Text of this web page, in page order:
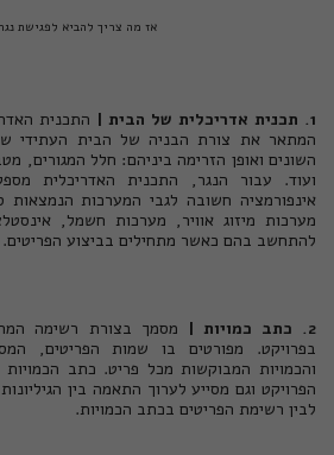
אז מה צריך להביא לפגישת
1. תכנית אדריכלית של הבית |
התכנית
המתאר את צורת הבניה של הבית העתידי
השונים ואופן הזרימה ביניהם: חלל המגורים,
ועוד. עבור הנגר, התכנית האדריכלית
אינפורמציה חשובה לגבי המערכות
מערכות מיזוג אוויר, מערכות חשמל,
להתחשב בהם כאשר מתחילים בביצוע הפריטים.
2. כתב כמויות |
מסמך בצורת רשימה
בפרויקט. מפורטים בו שמות הפריטים,
והכמויות המבוקשות מכל פריט. כתב
הפרויקט וגם מסייע לערוך התאמה בין
לבין רשימת הפריטים בכתב הכמויות.